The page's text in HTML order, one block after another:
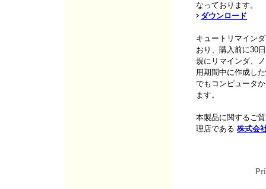
なっております。
ダウンロード
キュートリマイン
おり、購入前に30
規にリマインダ、
用期間中に作成し
でもコンピュータ
ます。
本製品に関するご
理店である 株式会